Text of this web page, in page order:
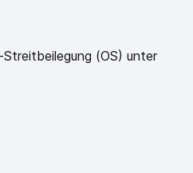
(OS) unter